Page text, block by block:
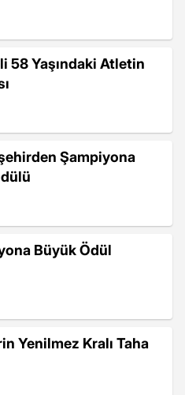
58 Yaşındaki Atletin
Şampiyona
Büyük Ödül
Yenilmez Kralı Taha